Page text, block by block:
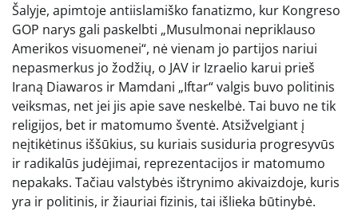
Šalyje, apimtoje antiislamiško fanatizmo, kur Kongreso
GOP narys gali paskelbti „Musulmonai nepriklauso
Amerikos visuomenei“, nė vienam jo partijos nariui
nepasmerkus jo žodžių, o JAV ir Izraelio karui prieš
Iraną Diawaros ir Mamdani „Iftar“ valgis buvo politinis
veiksmas, net jei jis apie save neskelbė. Tai buvo ne tik
religijos, bet ir matomumo šventė. Atsižvelgiant į
neįtikėtinus iššūkius, su kuriais susiduria progresyvūs
ir radikalūs judėjimai, reprezentacijos ir matomumo
nepakaks. Tačiau valstybės ištrynimo akivaizdoje, kuris
yra ir politinis, ir žiauriai fizinis, tai išlieka būtinybė.